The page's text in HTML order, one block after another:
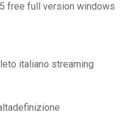
free full version windows
italiano streaming